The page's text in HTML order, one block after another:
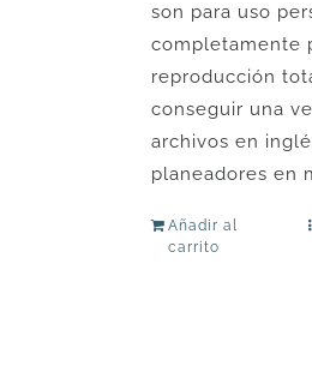
son para uso
completamente
reproducción
conseguir una
archivos en
planeadores en
Añadir al
carrito